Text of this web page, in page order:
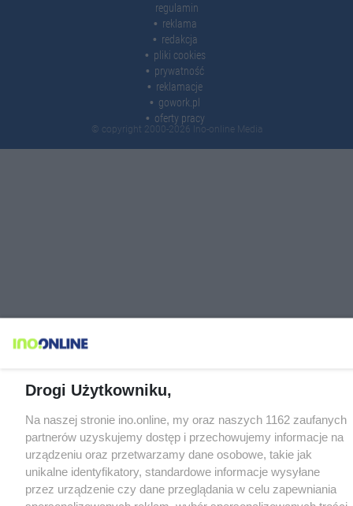
regulamin
reklama
redakcja
pliki cookies
prywatność
reklamacje
gowork.pl
oferty pracy
© copyright 2000-2026 Ino-online Media
Drogi Użytkowniku,
Na naszej stronie ino.online, my oraz naszych 1162 zaufanych
partnerów uzyskujemy dostęp i przechowujemy informacje na
urządzeniu oraz przetwarzamy dane osobowe, takie jak
unikalne identyfikatory, standardowe informacje wysyłane
przez urządzenie czy dane przeglądania w celu zapewniania